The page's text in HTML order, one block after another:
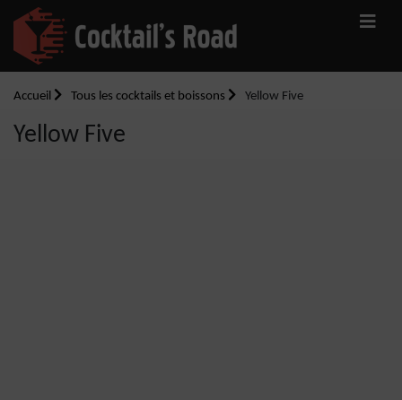
Accueil Tous les cocktails et boissons Yellow Five
Yellow Five